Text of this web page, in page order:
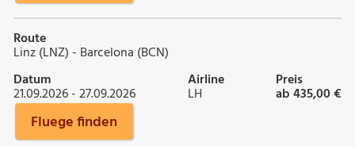
Route
Linz (LNZ) - Barcelona (BCN)
Datum
21.09.2026 - 27.09.2026
Airline
LH
Preis
ab 435,00 €
Fluege finden